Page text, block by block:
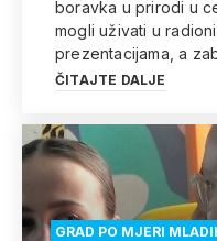
boravka u prirodi u
mogli uživati u
prezentacijama, a
ČITAJTE DALJE
GRAD PO MJERI